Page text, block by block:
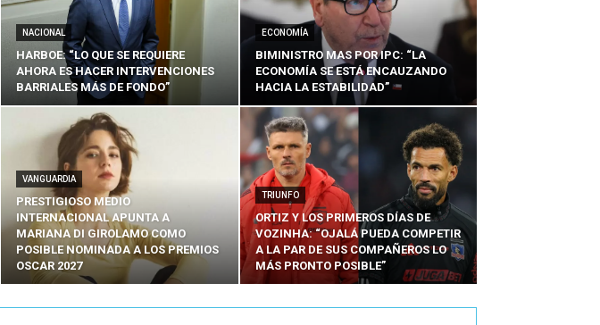
NACIONAL
HARBOE: “LO QUE SE REQUIERE
AHORA ES HACER INTERVENCIONES
BARRIALES MÁS DE FONDO”
ECONOMÍA
BIMINISTRO MAS POR IPC: “LA
ECONOMÍA SE ESTÁ ENCAUZANDO
HACIA LA ESTABILIDAD”
VANGUARDIA
PRESTIGIOSO MEDIO
INTERNACIONAL APUNTA A
MARIANA DI GIROLAMO COMO
POSIBLE NOMINADA A LOS PREMIOS
OSCAR 2027
TRIUNFO
ORTIZ Y LOS PRIMEROS DÍAS DE
VOZINHA: “OJALÁ PUEDA COMPETIR
A LA PAR DE SUS COMPAÑEROS LO
MÁS PRONTO POSIBLE”